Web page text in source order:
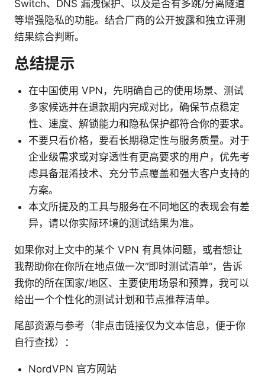
Switch、DNS 漏洩保护、以及是否有多跳/分离隧道
等增强隐私的功能。结合厂商的公开披露和独立评测
结果综合判断。
总结提示
在中国使用 VPN，先明确自己的使用场景、测试
多家候选并在退款期内完成对比，确保节点稳定
性、速度、解锁能力和隐私保护都符合你的要求。
不要只看价格，要看长期稳定性与服务质量。对于
企业级需求或对穿透性有更高要求的用户，优先考
虑具备混淆技术、充分节点覆盖和强大客户支持的
方案。
本文所提及的工具与服务在不同地区的表现会有差
异，请以你实际环境的测试结果为准。
如果你对上文中的某个 VPN 有具体问题，或者想让
我帮助你在你所在地点做一次“即时测试清单”，告诉
我你的所在国家/地区、主要使用场景和预算，我可以
给出一个个性化的测试计划和节点推荐清单。
尾部资源与参考（非点击链接仅为文本信息，便于你
自行查找）：
NordVPN 官方网站